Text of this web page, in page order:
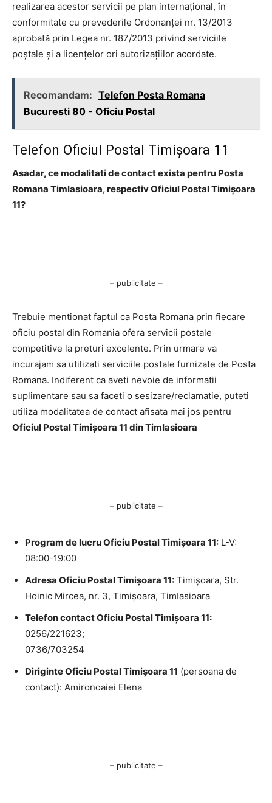
realizarea acestor servicii pe plan internaţional, în
conformitate cu prevederile Ordonanţei nr. 13/2013
aprobată prin Legea nr. 187/2013 privind serviciile
poştale şi a licenţelor ori autorizaţiilor acordate.
Recomandam: Telefon Posta Romana
Bucuresti 80 - Oficiu Postal
Telefon Oficiul Postal Timişoara 11
Asadar, ce modalitati de contact exista pentru Posta
Romana TimIasioara, respectiv Oficiul Postal Timişoara
11?
– publicitate –
Trebuie mentionat faptul ca Posta Romana prin fiecare
oficiu postal din Romania ofera servicii postale
competitive la preturi excelente. Prin urmare va
incurajam sa utilizati serviciile postale furnizate de Posta
Romana. Indiferent ca aveti nevoie de informatii
suplimentare sau sa faceti o sesizare/reclamatie, puteti
utiliza modalitatea de contact afisata mai jos pentru
Oficiul Postal Timişoara 11 din TimIasioara
– publicitate –
Program de lucru Oficiu Postal Timişoara 11: L-V:
08:00-19:00
Adresa Oficiu Postal Timişoara 11: Timişoara, Str.
Hoinic Mircea, nr. 3, Timişoara, TimIasioara
Telefon contact Oficiu Postal Timişoara 11:
0256/221623;
0736/703254
Diriginte Oficiu Postal Timişoara 11 (persoana de
contact): Amironoaiei Elena
– publicitate –